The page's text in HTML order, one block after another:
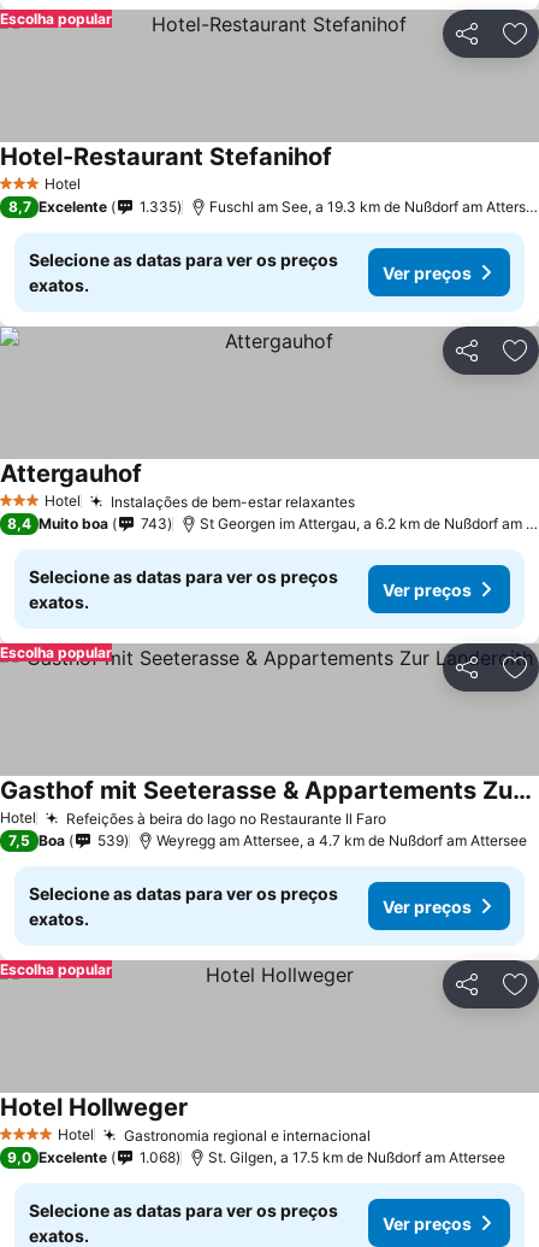
Partilhar
Escolha popular
3 EstrelasHotel
Hotel-Restaurant Stefanihof
8,7 Excelente 1.335 Fuschl am See, a 19.3 km de Nußdorf am Attersee
Selecione as datas para ver os preços
exatos.
Ver preços
Partilhar
3 EstrelasHotel Instalações de bem-estar relaxantes
Attergauhof
8,4 Muito boa 743 St Georgen im Attergau, a 6.2 km de Nußdorf am Attersee
Selecione as datas para ver os preços
exatos.
Ver preços
Partilhar
Escolha popular
Hotel Refeições à beira do lago no Restaurante Il Faro
Gasthof mit Seeterasse & Appartements Zur Landeroith
7,5 Boa 539 Weyregg am Attersee, a 4.7 km de Nußdorf am Attersee
Selecione as datas para ver os preços
exatos.
Ver preços
Partilhar
Escolha popular
4 EstrelasHotel Gastronomia regional e internacional
Hotel Hollweger
9,0 Excelente 1.068 St. Gilgen, a 17.5 km de Nußdorf am Attersee
Selecione as datas para ver os preços
exatos.
Ver preços